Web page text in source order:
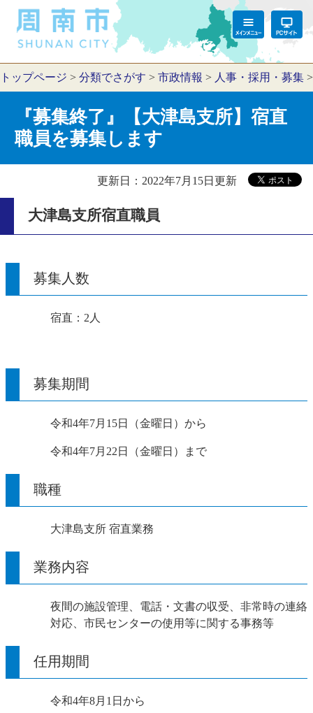
トップページ > 分類でさがす > 市政情報 > 人事・採用・募集
『募集終了』【大津島支所】宿直
職員を募集します
更新日：2022年7月15日更新
大津島支所宿直職員
募集人数
宿直：2人
募集期間
令和4年7月15日（金曜日）から
令和4年7月22日（金曜日）まで
職種
大津島支所 宿直業務
業務内容
夜間の施設管理、電話・文書の収受、非常時の連絡
対応、市民センターの使用等に関する事務等
任用期間
令和4年8月1日から